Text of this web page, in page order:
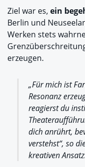
Ziel war es, ein
Berlin und
Werken stets
erzeugen.
„Für mich ist
Resonanz
reagierst du
dich anrührt,
verstehst“, so
kreativen